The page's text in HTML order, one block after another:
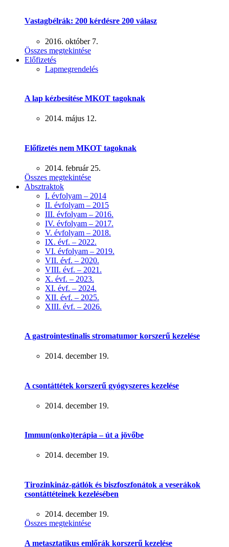
Vastagbélrák: 200 kérdésre 200 válasz
2016. október 7.
Összes megtekintése
Előfizetés
Lapmegrendelés
A lap kézbesítése MKOT tagoknak
2014. május 12.
Előfizetés nem MKOT tagoknak
2014. február 25.
Összes megtekintése
Absztraktok
I. évfolyam – 2014
II. évfolyam – 2015
III. évfolyam – 2016.
IV. évfolyam – 2017.
V. évfolyam – 2018.
IX. évf. – 2022.
VI. évfolyam – 2019.
VII. évf. – 2020.
VIII. évf. – 2021.
X. évf. – 2023.
XI. évf. – 2024.
XII. évf. – 2025.
XIII. évf. – 2026.
A gastrointestinalis stromatumor korszerű kezelése
2014. december 19.
A csontáttétek korszerű gyógyszeres kezelése
2014. december 19.
Immun(onko)terápia – út a jövőbe
2014. december 19.
Tirozinkináz-gátlók és biszfoszfonátok a veserákok
csontáttéteinek kezelésében
2014. december 19.
Összes megtekintése
A metasztatikus emlőrák korszerű kezelése